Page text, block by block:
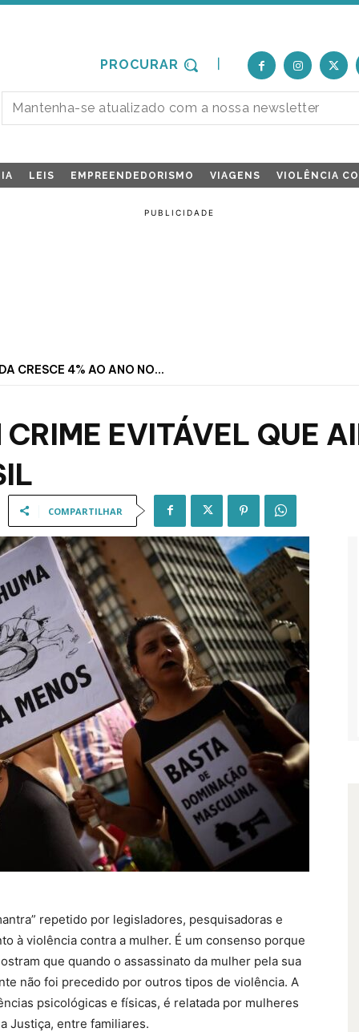
PROCURAR
LEIS EMPREENDEDORISMO VIAGENS VIOLÊNCIA
CRESCE 4% AO ANO NO...
EVITÁVEL QUE
COMPARTILHAR
repetido por legisladores, pesquisadoras e
à violência contra a mulher. É um consenso porque
que quando o assassinato da mulher pela sua
não foi precedido por outros tipos de violência. A
psicológicas e físicas, é relatada por mulheres
Justiça, entre familiares.